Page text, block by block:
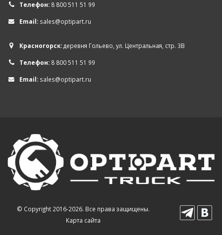
Телефон: 8 800 511 51 99
Email: sales@optipart.ru
Красногорск:деревня Гольево, ул. Центральная, стр. 3В
Телефон: 8 800 511 51 99
Email: sales@optipart.ru
© Copyright 2016-2026. Все права защищены.
Карта сайта